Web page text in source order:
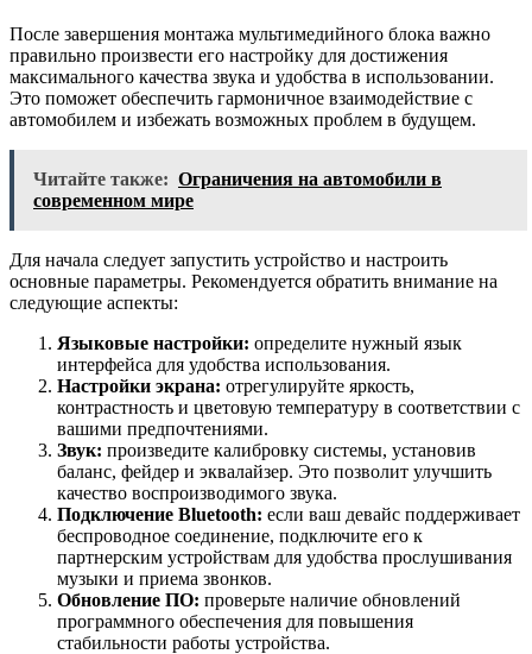
После завершения монтажа мультимедийного блока важно
правильно произвести его настройку для достижения
максимального качества звука и удобства в использовании.
Это поможет обеспечить гармоничное взаимодействие с
автомобилем и избежать возможных проблем в будущем.
Читайте также: Ограничения на автомобили в
современном мире
Для начала следует запустить устройство и настроить
основные параметры. Рекомендуется обратить внимание на
следующие аспекты:
Языковые настройки: определите нужный язык
интерфейса для удобства использования.
Настройки экрана: отрегулируйте яркость,
контрастность и цветовую температуру в соответствии с
вашими предпочтениями.
Звук: произведите калибровку системы, установив
баланс, фейдер и эквалайзер. Это позволит улучшить
качество воспроизводимого звука.
Подключение Bluetooth: если ваш девайс поддерживает
беспроводное соединение, подключите его к
партнерским устройствам для удобства прослушивания
музыки и приема звонков.
Обновление ПО: проверьте наличие обновлений
программного обеспечения для повышения
стабильности работы устройства.